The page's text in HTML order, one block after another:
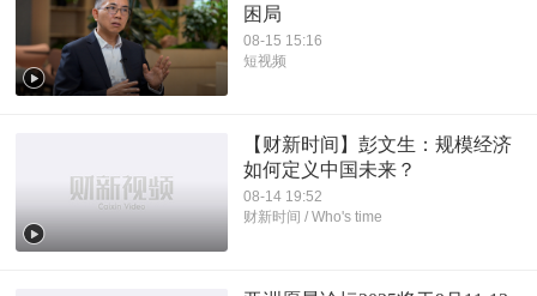
困局
08-15 15:16
短视频
【财新时间】彭文生：规模经济
如何定义中国未来？
08-14 19:52
财新时间 / Who's time